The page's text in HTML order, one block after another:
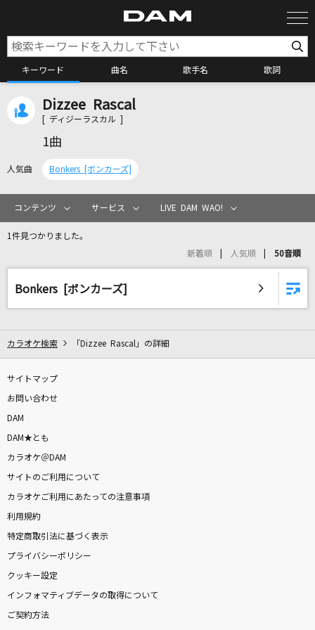
キーワード 曲名 歌手名 歌詞
カラオケ検索
カラオケリクエスト
リアルタイムで歌われている曲の一覧
今井美樹
[生音]シングル・アゲイン
アイノカタチ feat.HIDE(GReeeeN)
Misia
笑顔
いきものがかり
Dizzee Rascal
[ ディジーラスカル ]
1曲
人気曲 Bonkers [ボンカーズ]
コンテンツ サービス LIVE DAM WAO!
1件見つかりました。
新着順 人気順 50音順
Bonkers [ボンカーズ]
カラオケ検索 「Dizzee Rascal」の詳細
サイトマップ
お問い合わせ
DAM
DAM★とも
カラオケ＠DAM
サイトのご利用について
カラオケご利用にあたっての注意事項
利用規約
特定商取引法に基づく表示
プライバシーポリシー
クッキー設定
インフォマティブデータの取得について
ご契約方法